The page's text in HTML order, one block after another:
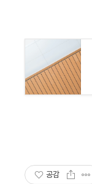
공감